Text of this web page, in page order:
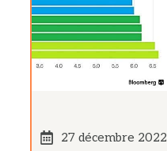
27 décembre 2022